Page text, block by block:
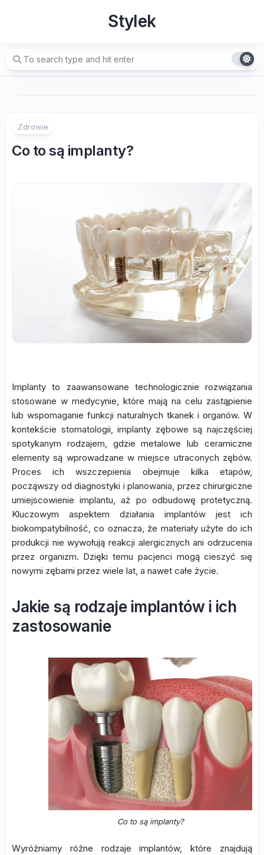
Stylek
Zdrowie
Co to są implanty?
Implanty to zaawansowane technologicznie rozwiązania
stosowane w medycynie, które mają na celu zastąpienie
lub wspomaganie funkcji naturalnych tkanek i organów. W
kontekście stomatologii, implanty zębowe są najczęściej
spotykanym rodzajem, gdzie metalowe lub ceramiczne
elementy są wprowadzane w miejsce utraconych zębów.
Proces ich wszczepienia obejmuje kilka etapów,
począwszy od diagnostyki i planowania, przez chirurgiczne
umiejscowienie implantu, aż po odbudowę protetyczną.
Kluczowym aspektem działania implantów jest ich
biokompatybilność, co oznacza, że materiały użyte do ich
produkcji nie wywołują reakcji alergicznych ani odrzucenia
przez organizm. Dzięki temu pacjenci mogą cieszyć się
nowymi zębami przez wiele lat, a nawet całe życie.
Jakie są rodzaje implantów i ich
zastosowanie
Co to są implanty?
Wyróżniamy różne rodzaje implantów, które znajdują